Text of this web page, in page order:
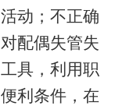
动；不正确
配偶失管失
具，利用职
利条件，在